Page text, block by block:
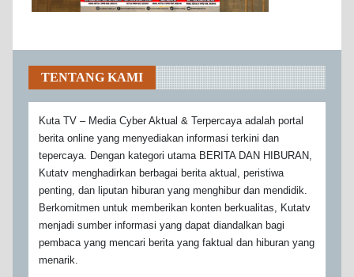
TENTANG KAMI
Kuta TV – Media Cyber Aktual & Terpercaya adalah portal
berita online yang menyediakan informasi terkini dan
tepercaya. Dengan kategori utama BERITA DAN HIBURAN,
Kutatv menghadirkan berbagai berita aktual, peristiwa
penting, dan liputan hiburan yang menghibur dan mendidik.
Berkomitmen untuk memberikan konten berkualitas, Kutatv
menjadi sumber informasi yang dapat diandalkan bagi
pembaca yang mencari berita yang faktual dan hiburan yang
menarik.